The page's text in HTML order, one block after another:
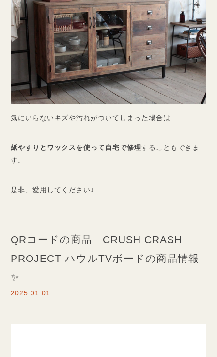
気にいらないキズや汚れがついてしまった場合は
紙やすりとワックスを使って自宅で修理することもできま
す。
是非、愛用してください♪
QRコードの商品 CRUSH CRASH
PROJECT ハウルTVボードの商品情報
✨
2025.01.01